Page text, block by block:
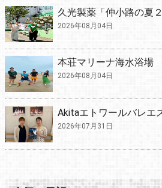
久光製薬「仲小路の夏
2026年08月04日
本荘マリーナ海水浴場
2026年08月04日
Akitaエトワールバレエ
2026年07月31日